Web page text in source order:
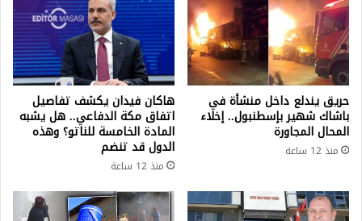
حريق يندلع داخل منشأة في
باشاك شهير بإسطنبول.. إخلاء
المحال المجاورة
منذ 12 ساعة
هاكان فيدان يكشف تفاصيل
اتفاق مكة الدفاعي.. هل يشبه
المادة الخامسة للناتو؟ وهذه
الدول قد تنضم
منذ 12 ساعة